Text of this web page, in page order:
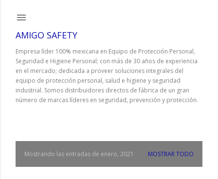
AMIGO SAFETY
Empresa líder 100% mexicana en Equipo de Protección Personal,
Seguridad e Higiene Personal; con más de 30 años de experiencia
en el mercado; dedicada a proveer soluciones integrales del
equipo de protección personal, salud e higiene y seguridad
industrial. Somos distribuidores directos de fábrica de un gran
número de marcas líderes en seguridad, prevención y protección.
Mostrando las entradas de enero, 2021 MOSTRAR TODO